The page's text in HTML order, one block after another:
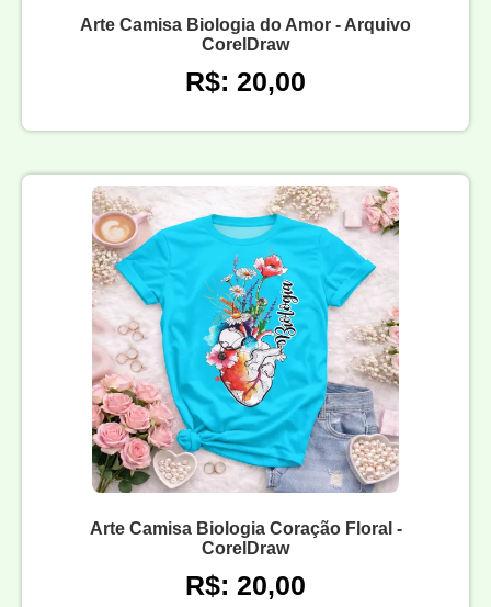
Arte Camisa Biologia do Amor - Arquivo
CorelDraw
R$: 20,00
Arte Camisa Biologia Coração Floral -
CorelDraw
R$: 20,00